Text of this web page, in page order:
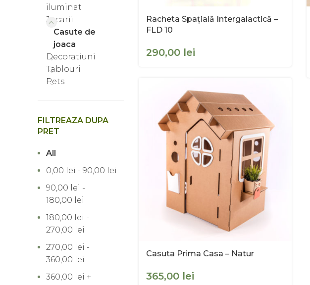
iluminat
Jucarii
Casute de
joaca
Decoratiuni
Tablouri
Pets
FILTREAZA DUPA
PRET
All
0,00 lei - 90,00 lei
90,00 lei -
180,00 lei
180,00 lei -
270,00 lei
270,00 lei -
360,00 lei
360,00 lei +
Racheta Spațială Intergalactică –
FLD 10
lei
Casuta Prima Casa – Natur
lei